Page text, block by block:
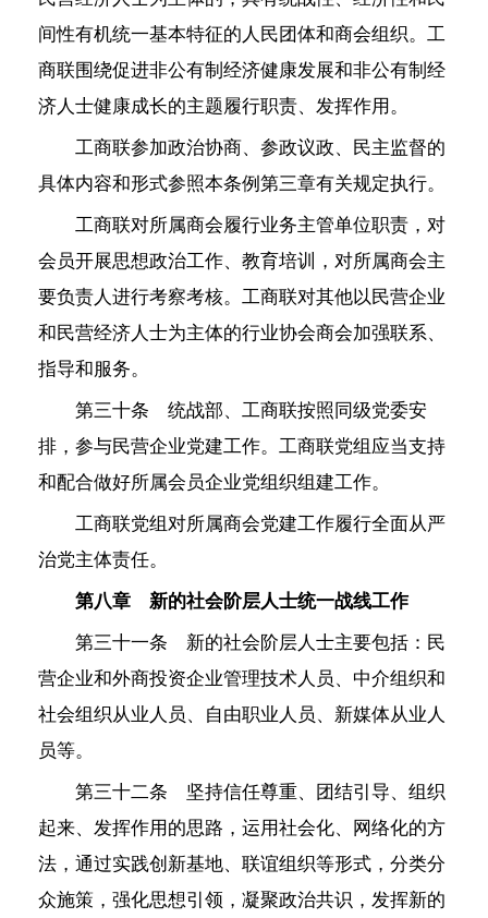
间性有机统一基本特征的人民团体和商会组织。工
商联围绕促进非公有制经济健康发展和非公有制经
济人士健康成长的主题履行职责、发挥作用。
工商联参加政治协商、参政议政、民主监督的
具体内容和形式参照本条例第三章有关规定执行。
工商联对所属商会履行业务主管单位职责，对
会员开展思想政治工作、教育培训，对所属商会主
要负责人进行考察考核。工商联对其他以民营企业
和民营经济人士为主体的行业协会商会加强联系、
指导和服务。
第三十条 统战部、工商联按照同级党委安
排，参与民营企业党建工作。工商联党组应当支持
和配合做好所属会员企业党组织组建工作。
工商联党组对所属商会党建工作履行全面从严
治党主体责任。
第八章 新的社会阶层人士统一战线工作
第三十一条 新的社会阶层人士主要包括：民
营企业和外商投资企业管理技术人员、中介组织和
社会组织从业人员、自由职业人员、新媒体从业人
员等。
第三十二条 坚持信任尊重、团结引导、组织
起来、发挥作用的思路，运用社会化、网络化的方
法，通过实践创新基地、联谊组织等形式，分类分
众施策，强化思想引领，凝聚政治共识，发挥新的